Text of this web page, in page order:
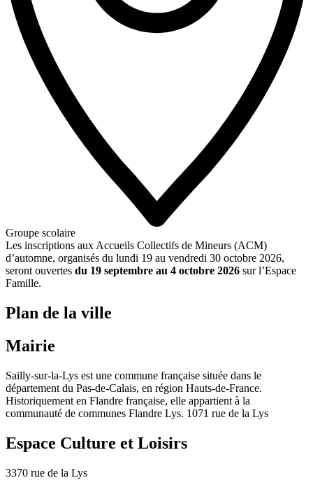
Groupe scolaire
Les inscriptions aux Accueils Collectifs de Mineurs (ACM)
d’automne, organisés du lundi 19 au vendredi 30 octobre 2026,
seront ouvertes du 19 septembre au 4 octobre 2026 sur l’Espace
Famille.
Plan de la ville
Mairie
Sailly-sur-la-Lys est une commune française située dans le
département du Pas-de-Calais, en région Hauts-de-France.
Historiquement en Flandre française, elle appartient à la
communauté de communes Flandre Lys. 1071 rue de la Lys
Espace Culture et Loisirs
3370 rue de la Lys